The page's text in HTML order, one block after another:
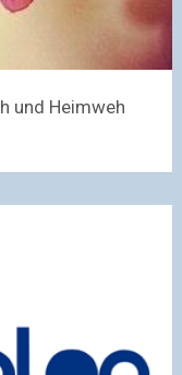
und Heimweh